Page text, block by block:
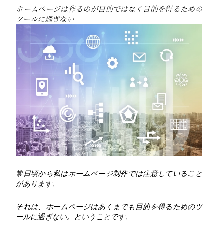
ホームページは作るのが目的ではなく目的を得るための
ツールに過ぎない
常日頃から私はホームページ制作では注意していること
があります。
それは、ホームページはあくまでも目的を得るためのツ
ールに過ぎない。ということです。